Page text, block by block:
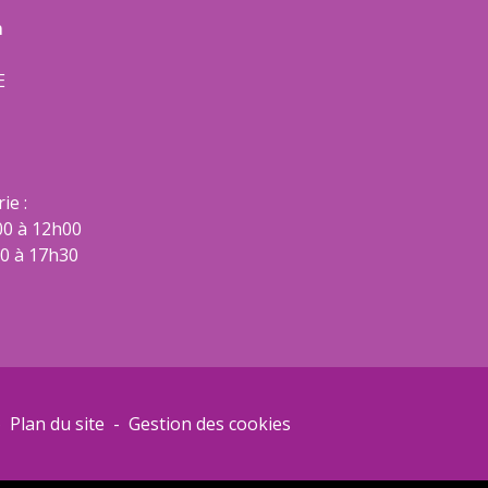
:
à 12h00
à 17h30
Plan du site - Gestion des cookies